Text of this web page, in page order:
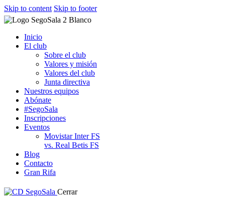
Skip to content Skip to footer
Inicio
El club
Sobre el club
Valores y misión
Valores del club
Junta directiva
Nuestros equipos
Abónate
#SegoSala
Inscripciones
Eventos
Movistar Inter FS
vs. Real Betis FS
Blog
Contacto
Gran Rifa
Cerrar